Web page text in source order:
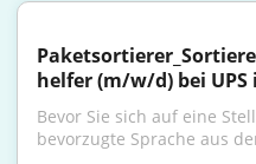
helfer (m/w/d) bei UPS
Bevor Sie sich auf eine
bevorzugte Sprache aus